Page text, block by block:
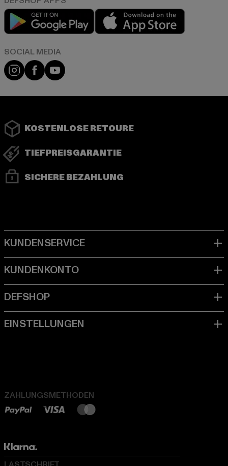
Play market
Instagram
FacebookYouTube
KOSTENLOSE RETOURE
TIEFPREISGARANTIE
SICHERE BEZAHLUNG
ZAHLUNGSMETHODEN